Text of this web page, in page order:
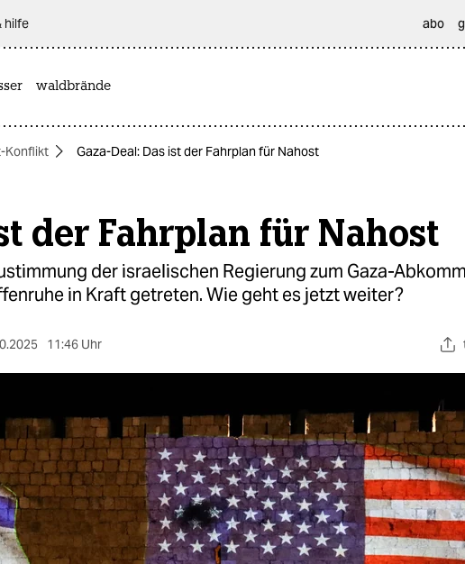
hilfe abo
waldbrände
Konflikt Gaza-Deal: Das ist der Fahrplan für Nahost
der Fahrplan für Nahost
der israelischen Regierung zum Gaza-
in Kraft getreten. Wie geht es jetzt weiter?
11:46 Uhr